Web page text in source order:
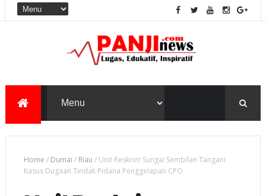
Home / Dumai / Riau / Unit Reskrim Sungai Sembilan Tangani
Kasus Dugaan Tindak Pidana Penggelapan CPO